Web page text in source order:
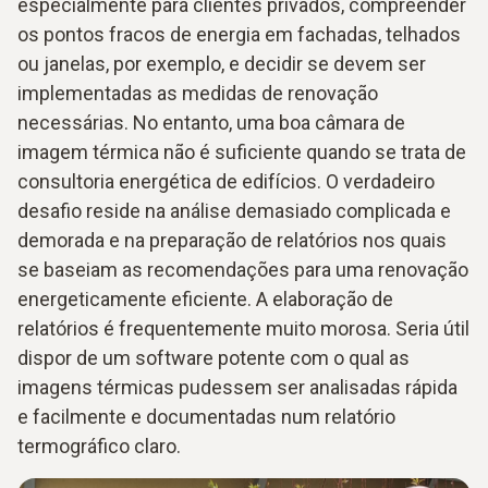
especialmente para clientes privados, compreender
os pontos fracos de energia em fachadas, telhados
ou janelas, por exemplo, e decidir se devem ser
implementadas as medidas de renovação
necessárias. No entanto, uma boa câmara de
imagem térmica não é suficiente quando se trata de
consultoria energética de edifícios. O verdadeiro
desafio reside na análise demasiado complicada e
demorada e na preparação de relatórios nos quais
se baseiam as recomendações para uma renovação
energeticamente eficiente. A elaboração de
relatórios é frequentemente muito morosa. Seria útil
dispor de um software potente com o qual as
imagens térmicas pudessem ser analisadas rápida
e facilmente e documentadas num relatório
termográfico claro.